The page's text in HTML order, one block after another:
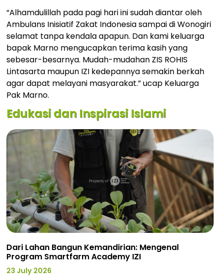
“Alhamdulillah pada pagi hari ini sudah diantar oleh
Ambulans Inisiatif Zakat Indonesia sampai di Wonogiri
selamat tanpa kendala apapun. Dan kami keluarga
bapak Marno mengucapkan terima kasih yang
sebesar-besarnya. Mudah-mudahan ZIS ROHIS
Lintasarta maupun IZI kedepannya semakin berkah
agar dapat melayani masyarakat.” ucap Keluarga
Pak Marno.
Edukasi dan Inspirasi Islami
Dari Lahan Bangun Kemandirian: Mengenal
Program Smartfarm Academy IZI
23 July 2026